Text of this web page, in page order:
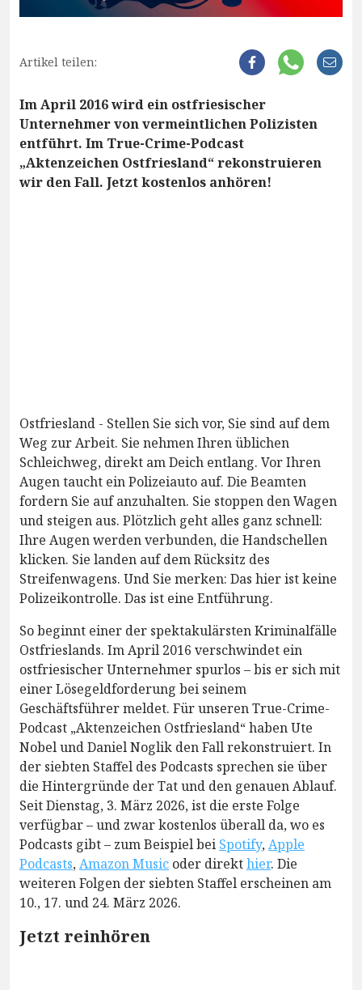
Artikel teilen:
Im April 2016 wird ein ostfriesischer
Unternehmer von vermeintlichen Polizisten
entführt. Im True-Crime-Podcast
„Aktenzeichen Ostfriesland“ rekonstruieren
wir den Fall. Jetzt kostenlos anhören!
Ostfriesland - Stellen Sie sich vor, Sie sind auf dem
Weg zur Arbeit. Sie nehmen Ihren üblichen
Schleichweg, direkt am Deich entlang. Vor Ihren
Augen taucht ein Polizeiauto auf. Die Beamten
fordern Sie auf anzuhalten. Sie stoppen den Wagen
und steigen aus. Plötzlich geht alles ganz schnell:
Ihre Augen werden verbunden, die Handschellen
klicken. Sie landen auf dem Rücksitz des
Streifenwagens. Und Sie merken: Das hier ist keine
Polizeikontrolle. Das ist eine Entführung.
So beginnt einer der spektakulärsten Kriminalfälle
Ostfrieslands. Im April 2016 verschwindet ein
ostfriesischer Unternehmer spurlos – bis er sich mit
einer Lösegeldforderung bei seinem
Geschäftsführer meldet. Für unseren True-Crime-
Podcast „Aktenzeichen Ostfriesland“ haben Ute
Nobel und Daniel Noglik den Fall rekonstruiert. In
der siebten Staffel des Podcasts sprechen sie über
die Hintergründe der Tat und den genauen Ablauf.
Seit Dienstag, 3. März 2026, ist die erste Folge
verfügbar – und zwar kostenlos überall da, wo es
Podcasts gibt – zum Beispiel bei Spotify,Apple
Podcasts,Amazon Music oder direkthier. Die
weiteren Folgen der siebten Staffel erscheinen am
10., 17. und 24. März 2026.
Jetzt reinhören